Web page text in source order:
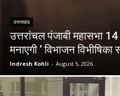
उत्तराखंड
उत्तरांचल पंजाबी महासभा 14
मनाएगी ‘ विभाजन विभीषिका
Indresh Kohli - August 5, 2026